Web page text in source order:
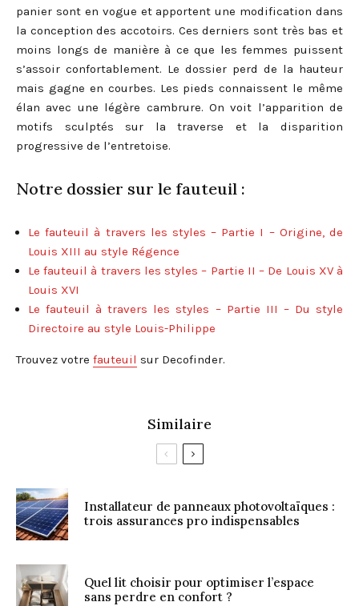
panier sont en vogue et apportent une modification dans
la conception des accotoirs. Ces derniers sont très bas et
moins longs de manière à ce que les femmes puissent
s’assoir confortablement. Le dossier perd de la hauteur
mais gagne en courbes. Les pieds connaissent le même
élan avec une légère cambrure. On voit l’apparition de
motifs sculptés sur la traverse et la disparition
progressive de l’entretoise.
Notre dossier sur le fauteuil :
Le fauteuil à travers les styles – Partie I – Origine, de
Louis XIII au style Régence
Le fauteuil à travers les styles – Partie II – De Louis XV à
Louis XVI
Le fauteuil à travers les styles – Partie III – Du style
Directoire au style Louis-Philippe
Trouvez votre fauteuil sur Decofinder.
Similaire
Installateur de panneaux photovoltaïques :
trois assurances pro indispensables
Quel lit choisir pour optimiser l’espace
sans perdre en confort ?